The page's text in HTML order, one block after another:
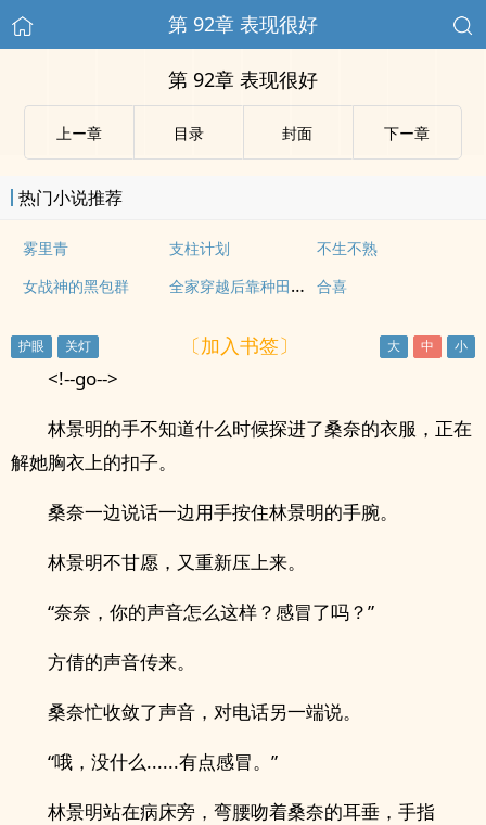
第 92章 表现很好
第 92章 表现很好
上ー章 目录 封面 下ー章
热门小说推荐
雾里青 支柱计划
不生不熟
女战神的黑包群
全家穿越后靠种田暴富 合喜
〔加入书签〕
<!--go-->
林景明的手不知道什么时候探进了桑奈的衣服，正在
解她胸衣上的扣子。
桑奈一边说话一边用手按住林景明的手腕。
林景明不甘愿，又重新压上来。
“奈奈，你的声音怎么这样？感冒了吗？”
方倩的声音传来。
桑奈忙收敛了声音，对电话另一端说。
“哦，没什么......有点感冒。”
林景明站在病床旁，弯腰吻着桑奈的耳垂，手指